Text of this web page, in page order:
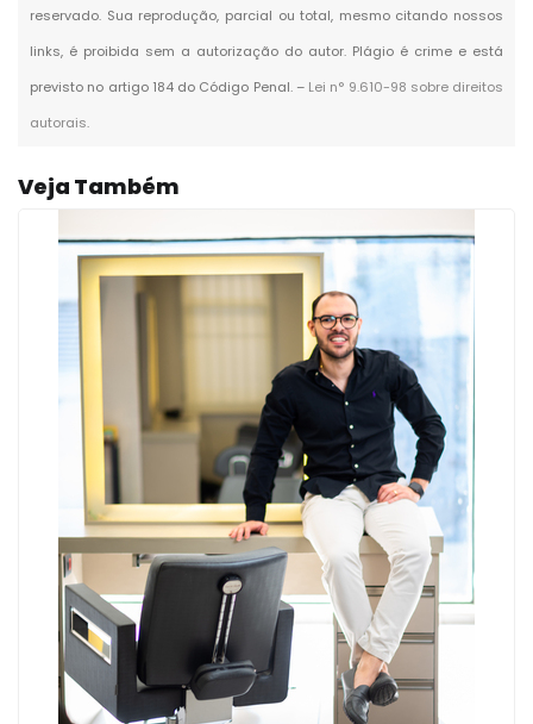
reservado. Sua reprodução, parcial ou total, mesmo citando nossos
links, é proibida sem a autorização do autor. Plágio é crime e está
previsto no artigo 184 do Código Penal. – Lei n° 9.610-98 sobre direitos
autorais.
Veja Também